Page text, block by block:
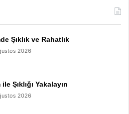
Şıklık ve Rahatlık
2026
Şıklığı Yakalayın
2026